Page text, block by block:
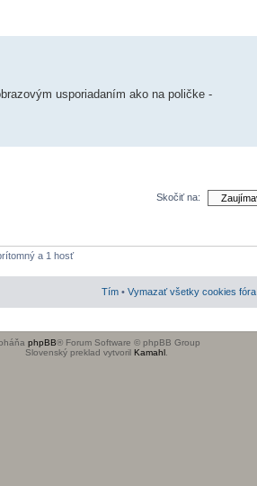
usporiadaním ako na poličke -
Skočiť na:
a 1 hosť
Tím • Vymazať všetky cookies fóra
phpBB® Forum Software © phpBB Group
Slovenský preklad vytvoril Kamahl.